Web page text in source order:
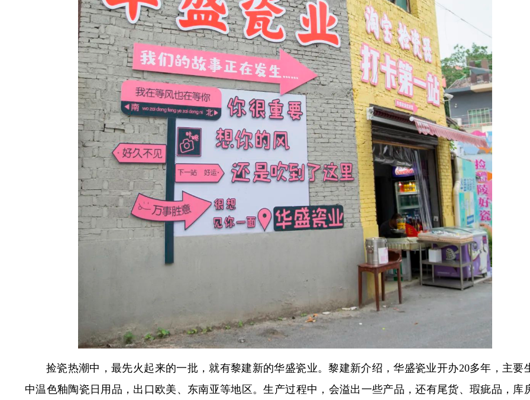
捡瓷热潮中，最先火起来的一批，就有黎建新的华盛瓷业。黎建新介绍，华盛瓷业开办20多年，主要
中温色釉陶瓷日用品，出口欧美、东南亚等地区。生产过程中，会溢出一些产品，还有尾货、瑕疵品，库